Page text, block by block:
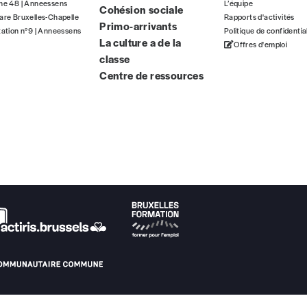
commandez au numéro.
papier ou numérique.
IBAN BE34 0010 7305 2190
moment, même après avoir reçu plusieurs numéros. Ce
Par numéro
48 | Anneessens
Bruxelles-Chapelle
n°9 | Anneessens
Cohésion sociale
Primo-arrivants
La culture a de la
classe
Centre de ressources
L’équipe
Rapports d'activités
Politique de
Offres d'emploi